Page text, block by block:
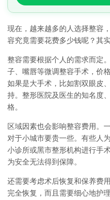
现在，越来越多的人选择整容
容究竟需要花费多少钱呢？其
整容需要根据个人的需求而定
子、嘴唇等微调整容手术，价
如果是大手术，比如割双眼皮
持。整形医院及医生的知名度
格。
区域因素也会影响整容费用。
对于小城市要贵一些。有些人
小诊所或黑市整形机构进行手
为安全无法得到保障。
还需要考虑术后恢复和保养费
完全恢复，而且需要细心地护